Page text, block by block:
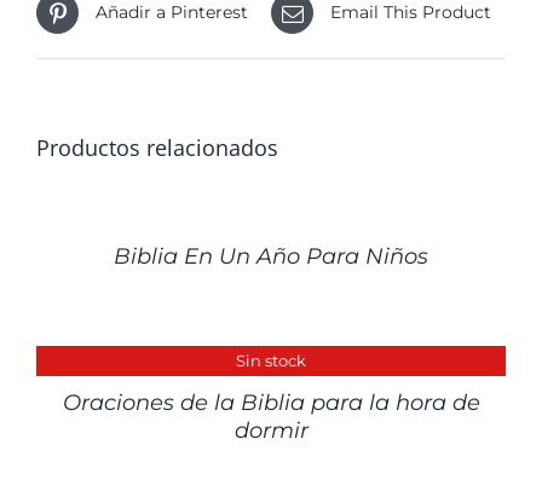
Añadir a Pinterest Email This Product
Productos relacionados
Biblia En Un Año Para Niños
Sin stock
Oraciones de la Biblia para la hora de
dormir